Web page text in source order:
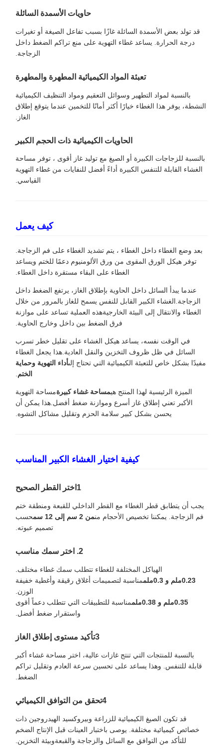
حاويات الأسمدة السائلة
قد تولد بعض الأسمدة السائلة غازًا بسبب تفاعل الصيغة أو تغيرات
درجة الحرارة. يساعد غطاء التهوية على منع تراكم الضغط داخل
الزجاجة.
تعبئة المواد الكيميائية المطهرة والمطهرة
بالنسبة لمواد التطهير وسوائل التعقيم ومواد التنظيف الكيميائية
النشطة، يوفر هذا الغطاء خيارًا أكثر أمانًا للتخمين عندما يتوقع إطلاق
الغاز.
الحاويات الكيميائية ذات الحجم الكبير
بالنسبة للزجاجات الكبيرة أو الصيغ مع توليد غاز أقوى ، توفر مساحة
الغشاء القابلة للتنفس الكبيرة أداءً أفضل للنفايات من غطاء التهوية
القياسي.
كيف يعمل
بعد وضع الغطاء داخل الغطاء ، يتم تشديد الغطاء على فم الزجاجة.
توفر هيكل الورق المقوى من ورق الألومنيوم دعمًا للختم ويساعد
الغطاء على البقاء مستقرة داخل الغطاء.
عندما يبدأ السائل داخل الحاوية بإطلاق الغاز، يرتفع الضغط داخل
الزجاجة.الغشاء الكبير القابل للنفس يسمح للغاز بالمرور من خلال
الغطاء والانتقال إلى البيئة الخارجيةهذه العملية تساعد على موازنة
فرق الضغط بين داخل وخارج الحاوية.
في الوقت نفسه، يساعد هيكل الغشاء على تقليل خطر تسرب
السائل في ظل ظروف التخزين والنقل العادية.هذا يجعل الغطاء
مفيدًا بشكل خاص للتعبئة الكيميائية التي تحتاج إلىأداء التهوية وحماية
الختم.
الميزة الرئيسية لهذا المنتج هيمساحة غشاء كبيرةمساحة التهوية
الأكبر تعني إطلاق غاز أسرع وموازنة ضغط أفضل.هذا يمكن أن
يحسن بشكل كبير سلامة الحزم وتقليل مشاكل التشوه.
كيفية اختيار الغشاء الكبير المناسب
1اختر القطر الصحيح
يجب أن يتطابق قطر الغطاء مع القطر الداخلي للقبعة ومنطقة ختم
فم الزجاجة. يمكننا تخصيص الأحجام منمن 2 سم إلى 12 سم
حسب
تصميم عبوته.
2. اختر سمك مناسب
الهياكل المختلفة للغطاء تتطلب سمك غطاء مختلف.
0.23ملم و 0.3ملم
مناسبة لتصميمات أغلاق رقيقة وأغطية خفيفة
الوزن.
0.35ملم و 0.38ملم
مناسبة للتطبيقات التي تتطلب دعماً أقوى
واستقرار ضغط أفضل.
3تأكيد مستوى إطلاق الغاز
بالنسبة للمنتجات التي تنتج غازات عالية، اختر مساحة غشاء أكبر
قابلة للتنفس. وهذا يساعد على تحسين سرعة العادم وتقليل تراكم
الضغط.
4تحقق من التوافق الكيميائي
قد تكون الصيغ الكيميائية للزراعة وبيروكسيد الهيدروجين ذات
خصائص كيميائية مختلفة. يوصى باختبار العينات قبل الإنتاج الضخم
للتأكد من التوافق مع السائل والزجاجة والقبعةوبيئة التخزين.